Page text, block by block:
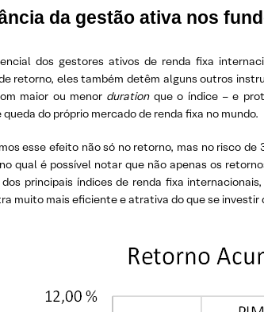
da gestão ativa nos
dos gestores ativos de renda fixa
retorno, eles também detêm alguns outros
maior ou menor duration que o índice – e
do próprio mercado de renda fixa no mundo.
esse efeito não só no retorno, mas no risco
qual é possível notar que não apenas os
principais índices de renda fixa
muito mais eficiente e atrativa do que se investir